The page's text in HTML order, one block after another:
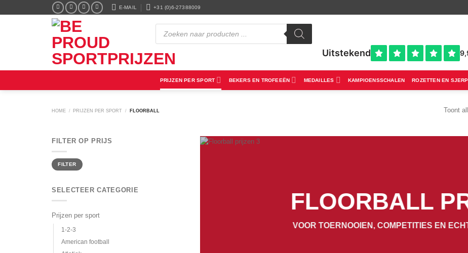
naar
E-MAIL +31 (0)6-27388009
Producten
zoeken
PRIJZEN PER SPORT BEKERS EN TROFEEËN MEDAILLES KAMPIOENSSCHALEN ROZETTEN EN
HOME / PRIJZEN PER SPORT / FLOORBALL Toont
FILTER OP PRIJS
Min.
prijs
Max.
prijsFILTER
SELECTEER CATEGORIE
Prijzen per sport
1-2-3
American football
FLOORBALL
VOOR TOERNOOIEN, COMPETITIES EN